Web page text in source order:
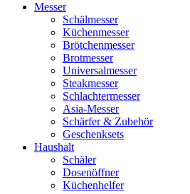
Messer
Schälmesser
Küchenmesser
Brötchenmesser
Brotmesser
Universalmesser
Steakmesser
Schlachtermesser
Asia-Messer
Schärfer & Zubehör
Geschenksets
Haushalt
Schäler
Dosenöffner
Küchenhelfer